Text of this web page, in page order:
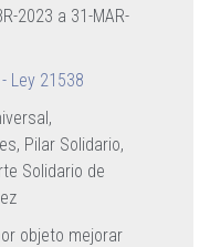
2023 a 31-MAR-
Ley 21538
Pilar Solidario,
Solidario de
objeto mejorar